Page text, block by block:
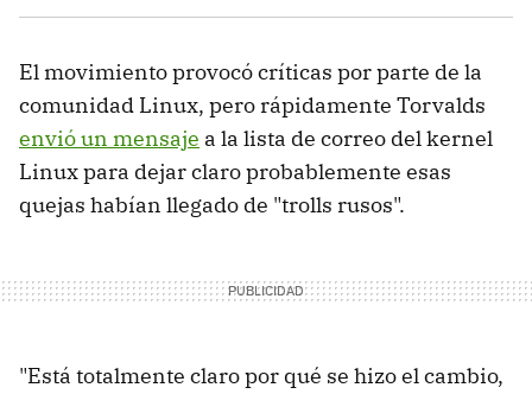
El movimiento provocó críticas por parte de la
comunidad Linux, pero rápidamente Torvalds
envió un mensaje a la lista de correo del kernel
Linux para dejar claro probablemente esas
quejas habían llegado de "trolls rusos".
"Está totalmente claro por qué se hizo el cambio,